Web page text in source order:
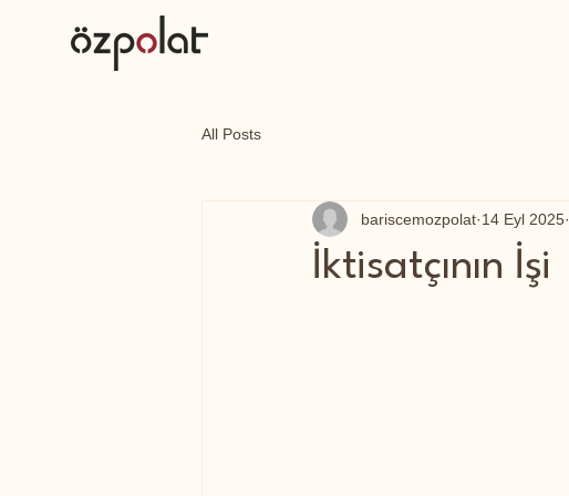
All Posts
İktisatçının İşi
bariscemozpolat 14 Eyl 2025